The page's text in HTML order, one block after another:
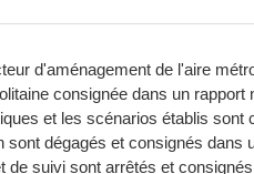
d'aménagement de l'aire
consignée dans un rapport
et les scénarios établis sont
dégagés et consignés dans
de suivi sont arrêtés et